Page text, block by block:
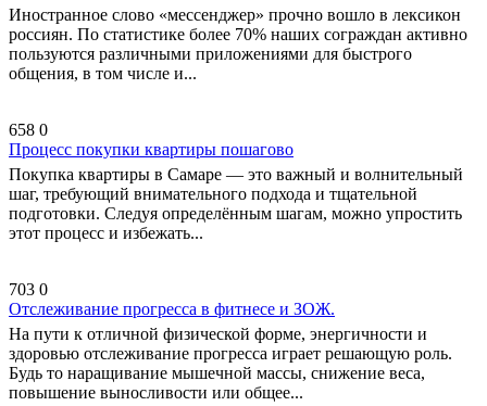
Иностранное слово «мессенджер» прочно вошло в лексикон
россиян. По статистике более 70% наших сограждан активно
пользуются различными приложениями для быстрого
общения, в том числе и...
658 0
Процесс покупки квартиры пошагово
Покупка квартиры в Самаре — это важный и волнительный
шаг, требующий внимательного подхода и тщательной
подготовки. Следуя определённым шагам, можно упростить
этот процесс и избежать...
703 0
Отслеживание прогресса в фитнесе и ЗОЖ.
На пути к отличной физической форме, энергичности и
здоровью отслеживание прогресса играет решающую роль.
Будь то наращивание мышечной массы, снижение веса,
повышение выносливости или общее...